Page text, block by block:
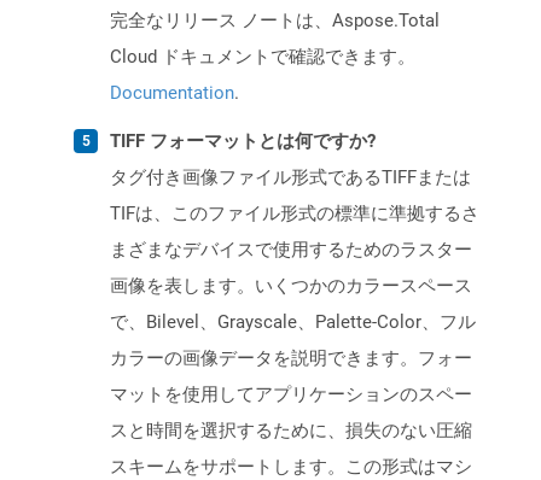
完全なリリース ノートは、Aspose.Total
Cloud ドキュメントで確認できます。
Documentation.
TIFF フォーマットとは何ですか?
タグ付き画像ファイル形式であるTIFFまたは
TIFは、このファイル形式の標準に準拠するさ
まざまなデバイスで使用するためのラスター
画像を表します。いくつかのカラースペース
で、Bilevel、Grayscale、Palette-Color、フル
カラーの画像データを説明できます。フォー
マットを使用してアプリケーションのスペー
スと時間を選択するために、損失のない圧縮
スキームをサポートします。この形式はマシ